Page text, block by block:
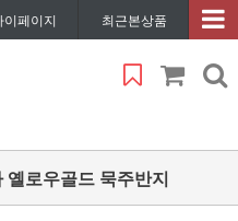
이페이지 최근본상품
로우골드 묵주반지